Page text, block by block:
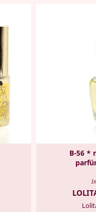
B-56 *